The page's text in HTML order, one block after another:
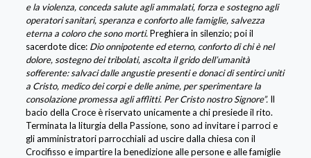
e la violenza, conceda salute agli ammalati, forza e sostegno agli
operatori sanitari, speranza e conforto alle famiglie, salvezza
eterna a coloro che sono morti.Preghiera in silenzio; poi il
sacerdote dice: Dio onnipotente ed eterno, conforto di chi è nel
dolore, sostegno dei tribolati, ascolta il grido dell’umanità
sofferente: salvaci dalle angustie presenti e donaci di sentirci uniti
a Cristo, medico dei corpi e delle anime, per sperimentare la
consolazione promessa agli afflitti. Per Cristo nostro Signore”.Il
bacio della Croce è riservato unicamente a chi presiede il rito.
Terminata la liturgia della Passione, sono ad invitare i parroci e
gli amministratori parrocchiali ad uscire dalla chiesa con il
Crocifisso e impartire la benedizione alle persone e alle famiglie